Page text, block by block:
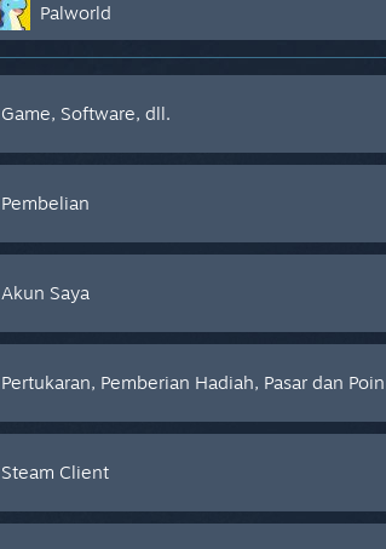
Palworld
Game, Software, dll.
Pembelian
Akun Saya
Pertukaran, Pemberian Hadiah, Pasar dan
Steam Client